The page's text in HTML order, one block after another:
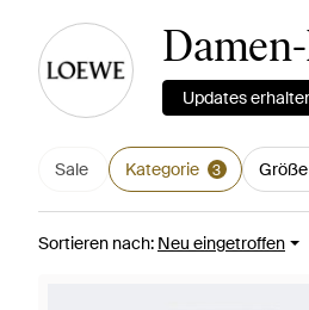
Updates
Sale Kategorie 3 Größe
Sortieren nach: Neu eingetroffen